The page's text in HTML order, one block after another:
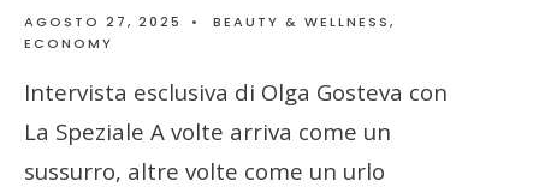
AGOSTO 27, 2025 • BEAUTY & WELLNESS,
ECONOMY
Intervista esclusiva di Olga Gosteva con
La Speziale A volte arriva come un
sussurro, altre volte come un urlo